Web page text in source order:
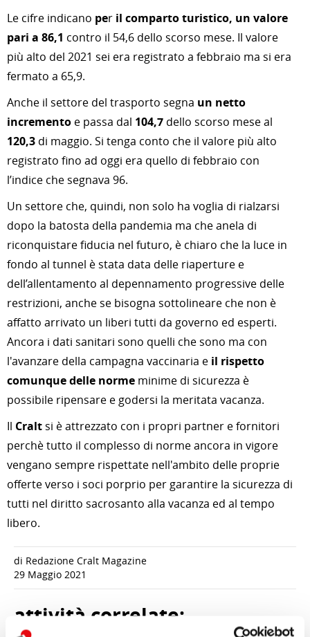
Le cifre indicano per il comparto turistico, un valore
pari a 86,1 contro il 54,6 dello scorso mese. Il valore
più alto del 2021 sei era registrato a febbraio ma si era
fermato a 65,9.
Anche il settore del trasporto segna un netto
incremento e passa dal 104,7 dello scorso mese al
120,3 di maggio. Si tenga conto che il valore più alto
registrato fino ad oggi era quello di febbraio con
l’indice che segnava 96.
Un settore che, quindi, non solo ha voglia di rialzarsi
dopo la batosta della pandemia ma che anela di
riconquistare fiducia nel futuro, è chiaro che la luce in
fondo al tunnel è stata data delle riaperture e
dell’allentamento al depennamento progressive delle
restrizioni, anche se bisogna sottolineare che non è
affatto arrivato un liberi tutti da governo ed esperti.
Ancora i dati sanitari sono quelli che sono ma con
l'avanzare della campagna vaccinaria e il rispetto
comunque delle norme minime di sicurezza è
possibile ripensare e godersi la meritata vacanza.
Il Craltsi è attrezzato con i propri partner e fornitori
perchè tutto il complesso di norme ancora in vigore
vengano sempre rispettate nell'ambito delle proprie
offerte verso i soci porprio per garantire la sicurezza di
tutti nel diritto sacrosanto alla vacanza ed al tempo
libero.
di Redazione Cralt Magazine
29 Maggio 2021
attività correlate: